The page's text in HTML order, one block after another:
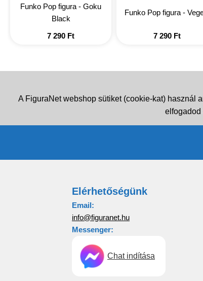
Funko Pop figura - Goku
Black
7 290 Ft
Funko Pop figura -
7 290 Ft
A FiguraNet webshop sütiket (cookie-kat) használ
elfogadod
Elérhetőségünk
Email:
info@figuranet.hu
Messenger:
Chat indítása